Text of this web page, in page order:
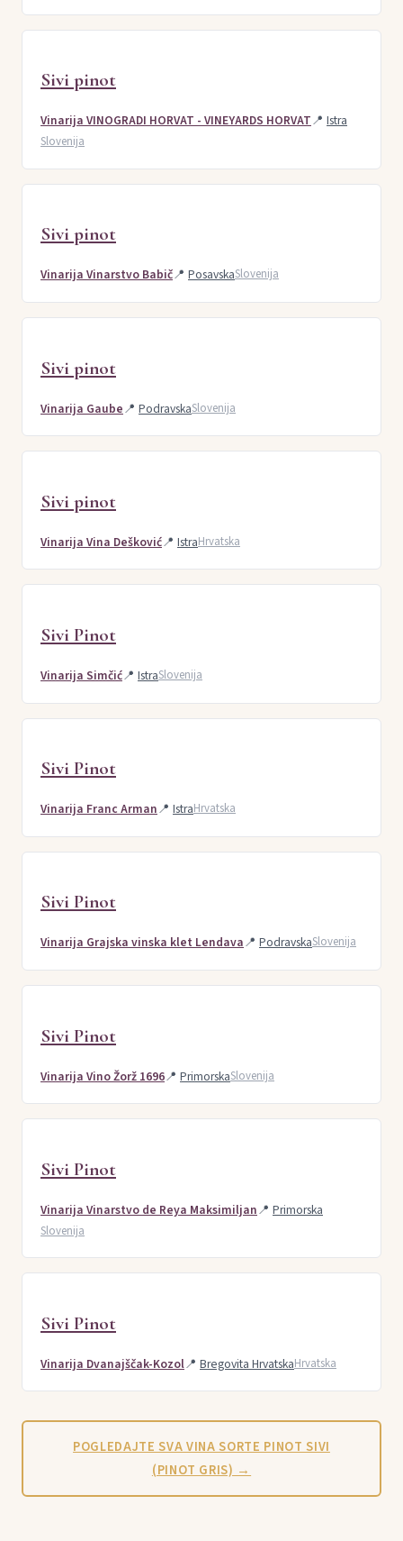
Sivi pinot
Vinarija VINOGRADI HORVAT - VINEYARDS HORVAT📍 Istra
Slovenija
Sivi pinot
Vinarija Vinarstvo Babič📍 PosavskaSlovenija
Sivi pinot
Vinarija Gaube📍 PodravskaSlovenija
Sivi pinot
Vinarija Vina Dešković📍 IstraHrvatska
Sivi Pinot
Vinarija Simčić📍 IstraSlovenija
Sivi Pinot
Vinarija Franc Arman📍 IstraHrvatska
Sivi Pinot
Vinarija Grajska vinska klet Lendava📍 PodravskaSlovenija
Sivi Pinot
Vinarija Vino Žorž 1696📍 PrimorskaSlovenija
Sivi Pinot
Vinarija Vinarstvo de Reya Maksimiljan📍 Primorska
Slovenija
Sivi Pinot
Vinarija Dvanajščak-Kozol📍 Bregovita HrvatskaHrvatska
POGLEDAJTE SVA VINA SORTE PINOT SIVI
(PINOT GRIS) →